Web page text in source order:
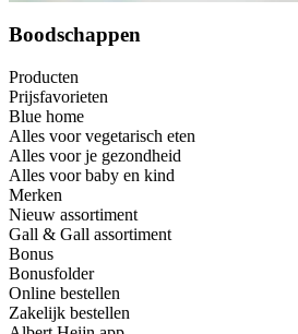
Boodschappen
Producten
Prijsfavorieten
Blue home
Alles voor vegetarisch eten
Alles voor je gezondheid
Alles voor baby en kind
Merken
Nieuw assortiment
Gall & Gall assortiment
Bonus
Bonusfolder
Online bestellen
Zakelijk bestellen